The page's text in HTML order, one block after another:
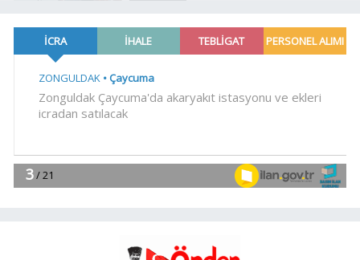
arızalanan tekne kurtarıldı
18:57Körfez'in iki yakası
18:38